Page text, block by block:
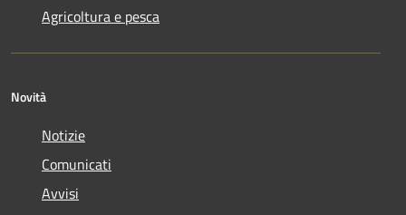
Agricoltura e pesca
Novità
Notizie
Comunicati
Avvisi